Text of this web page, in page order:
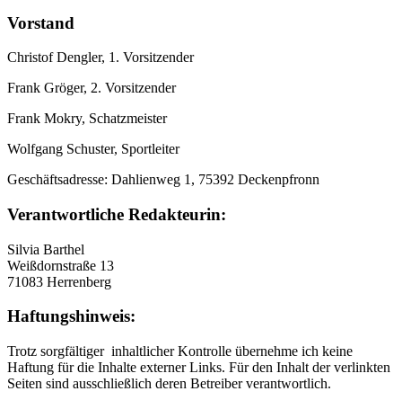
Vorstand
Christof Dengler, 1. Vorsitzender
Frank Gröger, 2. Vorsitzender
Frank Mokry, Schatzmeister
Wolfgang Schuster, Sportleiter
Geschäftsadresse: Dahlienweg 1, 75392 Deckenpfronn
Verantwortliche Redakteurin:
Silvia Barthel
Weißdornstraße 13
71083 Herrenberg
Haftungshinweis:
Trotz sorgfältiger inhaltlicher Kontrolle übernehme ich keine
Haftung für die Inhalte externer Links. Für den Inhalt der verlinkten
Seiten sind ausschließlich deren Betreiber verantwortlich.